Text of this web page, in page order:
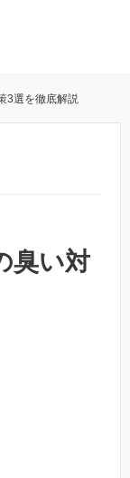
3選を徹底解説
臭い対